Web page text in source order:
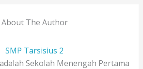
About The Author
SMP Tarsisius 2
Sekolah Menengah Pertama